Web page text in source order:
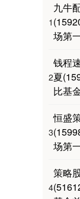
1
九牛
场第
2
钱程
夏
比基
3
恒盛
场第
4
策略